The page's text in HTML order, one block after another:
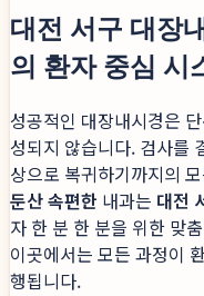
대전 서구 대장
의 환자 중심 시
성공적인 대장내시경은
성되지 않습니다. 검사를
상으로 복귀하기까지의
둔산 속편한 내과는 대전
자 한 분 한 분을 위한 맞
이곳에서는 모든 과정이
행됩니다.